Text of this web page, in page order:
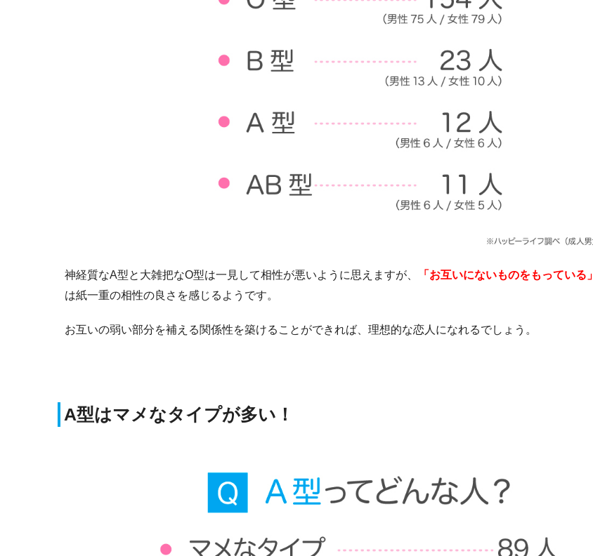
神経質なA型と大雑把なO型は一見して相性が悪いように思えますが、 「お互いにないものをもっている」
は紙一重の相性の良さを感じるようです。
お互いの弱い部分を補える関係性を築けることができれば、理想的な恋人になれるでしょう。
A型はマメなタイプが多い！